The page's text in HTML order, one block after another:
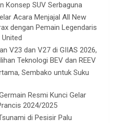
Konsep SUV Serbaguna
Acara Menjajal All New
dengan Pemain Legendaris
V23 dan V27 di GIIAS 2026,
Teknologi BEV dan REEV
Sembako untuk Suku
Resmi Kunci Gelar
2024/2025
di Pesisir Palu